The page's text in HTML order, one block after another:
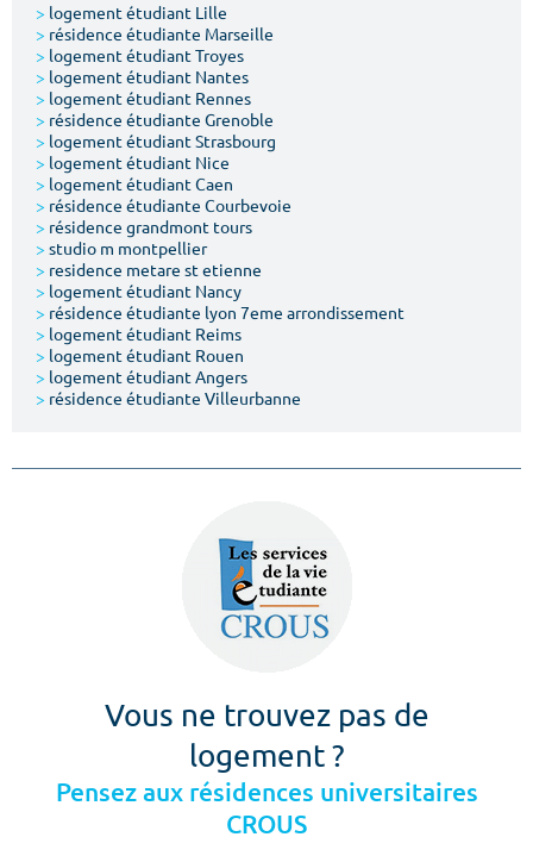
Votre date d'entrée
Chercher
> logement étudiant Lille
> résidence étudiante Marseille
> logement étudiant Troyes
> logement étudiant Nantes
> logement étudiant Rennes
> résidence étudiante Grenoble
> logement étudiant Strasbourg
> logement étudiant Nice
> logement étudiant Caen
> résidence étudiante Courbevoie
> résidence grandmont tours
> studio m montpellier
> residence metare st etienne
> logement étudiant Nancy
> résidence étudiante lyon 7eme arrondissement
> logement étudiant Reims
> logement étudiant Rouen
> logement étudiant Angers
> résidence étudiante Villeurbanne
Vous ne trouvez pas de
logement ?
Pensez aux résidences universitaires
CROUS